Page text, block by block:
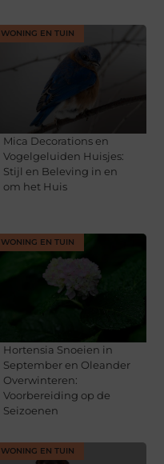
WONING EN TUIN
Mica Decorations en
Vogelgeluiden Huisjes:
Stijl en Beleving in en
om het Huis
WONING EN TUIN
Hortensia Snoeien in
September en Oleander
Overwinteren:
Voorbereiding op de
Seizoenen
WONING EN TUIN